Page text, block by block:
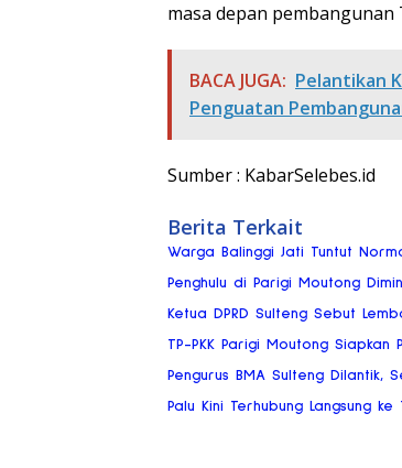
masa depan
BACA JUGA: Pelantikan
Penguatan
Sumber : KabarSelebes.id
Berita Terkait
Warga Balinggi Jati Tuntut
Penghulu di Parigi Moutong
Ketua DPRD Sulteng Sebut
TP-PKK Parigi Moutong
Pengurus BMA Sulteng Dilantik,
Palu Kini Terhubung Langsung